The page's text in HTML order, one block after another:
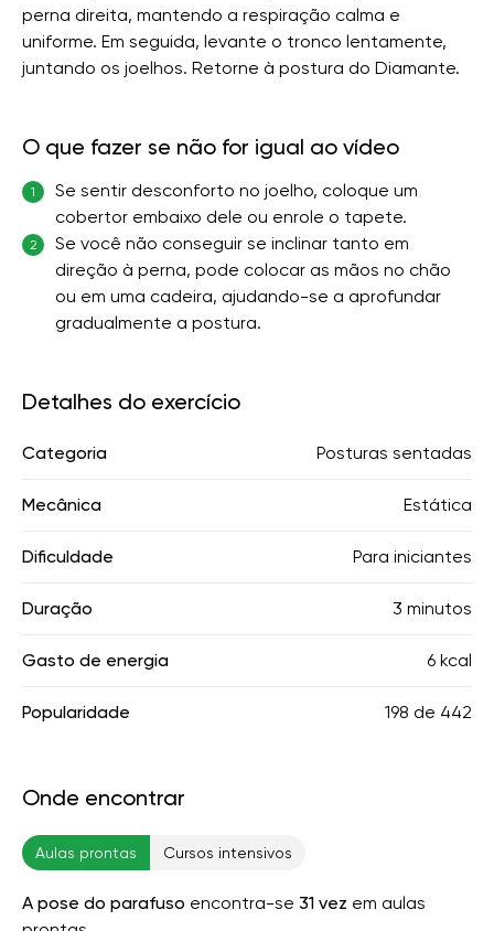
perna direita, mantendo a respiração calma e
uniforme. Em seguida, levante o tronco lentamente,
juntando os joelhos. Retorne à postura do Diamante.
O que fazer se não for igual ao vídeo
1
Se sentir desconforto no joelho, coloque um
cobertor embaixo dele ou enrole o tapete.
2
Se você não conseguir se inclinar tanto em
direção à perna, pode colocar as mãos no chão
ou em uma cadeira, ajudando-se a aprofundar
gradualmente a postura.
Detalhes do exercício
Categoria Posturas sentadas
Mecânica Estática
Dificuldade Para iniciantes
Duração 3 minutos
Gasto de energia 6 kcal
Popularidade 198 de 442
Onde encontrar
Aulas prontas Cursos intensivos
A pose do parafuso encontra-se 31 vez em aulas